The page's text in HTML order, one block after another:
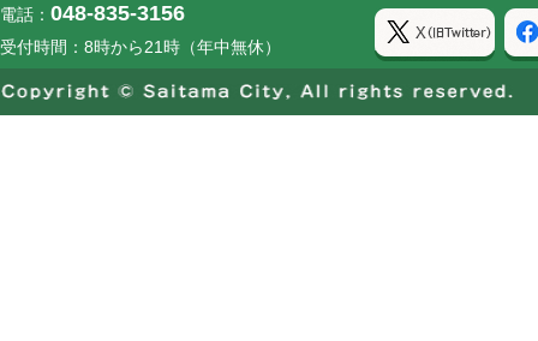
電話： 048-835-3156
受付時間：8時から21時（年中無休）